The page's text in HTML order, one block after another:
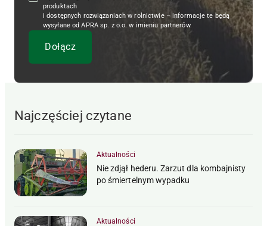
produktach
i dostępnych rozwiązaniach w rolnictwie – informacje te będą
wysyłane od APRA sp. z o.o. w imieniu partnerów.
Najczęściej czytane
Aktualności
Nie zdjął hederu. Zarzut dla kombajnisty
po śmiertelnym wypadku
Aktualności